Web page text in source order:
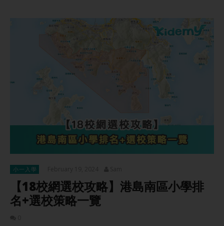
小一入學
【18校網選校攻略】港島南區小學排
名+選校策略一覽